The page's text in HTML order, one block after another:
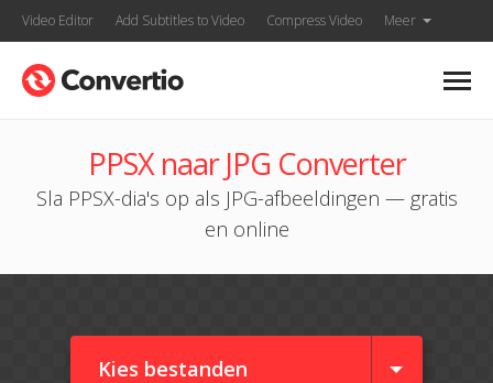
Video Editor Add Subtitles to Video Compress Video Meer
PPSX naar JPG Converter
Sla PPSX-dia's op als JPG-afbeeldingen — gratis
en online
Kies bestanden